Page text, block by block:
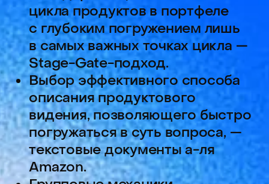
прогресс-ревью
и приоритизация.
Децентрализация управления —
передача права принятия
решений в продуктовые
команды при обеспечении
достаточной прозрачности
происходящего для СРО
(несколько уровней
продуктовых сущностей внутри
портфеля).